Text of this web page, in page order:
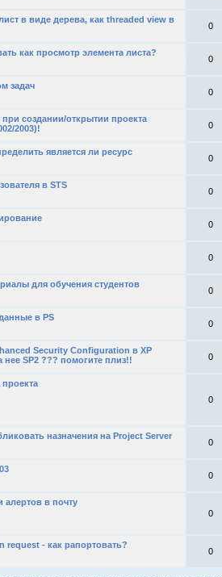
в виде дерева, как threaded view в
0
как просмотр элемента листа?
0
задач
0
создании/открытии проекта
2003)!
0
является ли ресурс
0
в STS
0
0
0
для обучения студентов
0
в PS
0
Security Configuration в XP
нее SP2 ??? помогите плиз!!
0
проекта
0
назначения на Project Server
0
0
алертов в почту
0
request - как рапортовать?
0